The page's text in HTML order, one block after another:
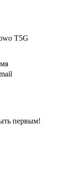
T5G
первым!